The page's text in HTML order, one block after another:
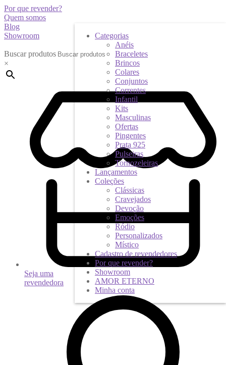
Por que revender?
Quem somos
Blog
Showroom
Buscar produtos
×
Seja uma
revendedora
Categorias
Anéis
Braceletes
Brincos
Colares
Conjuntos
Correntes
Infantil
Kits
Masculinas
Ofertas
Pingentes
Prata 925
Pulseiras
Tornozeleiras
Lançamentos
Coleções
Clássicas
Cravejados
Devoção
Emoções
Ródio
Personalizados
Místico
Cadastro de revendedores
Por que revender?
Showroom
AMOR ETERNO
Minha conta